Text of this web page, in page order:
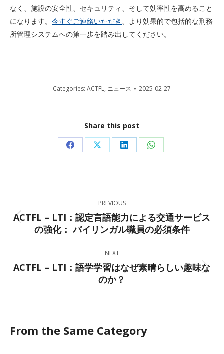
なく、施設の安全性、セキュリティ、そして効率性を高めること
になります。 今すぐご連絡いただき 、より効果的で包括的な刑務
所管理システムへの第一歩を踏み出してください。
Categories: ACTFL, ニュース 2025-02-27
Share this post
Share
Facebook
Share
X
Share
LinkedIn
Share
WhatsApp
navigation
PREVIOUS
Previous
post:
ACTFL – LTI：認定言語能力による交通サービス
の強化： バイリンガル職員の必須条件
NEXT
Next
post:
ACTFL – LTI：語学学習はなぜ素晴らしい趣味な
のか？
From the Same Category